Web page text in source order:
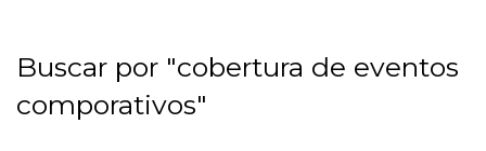
Buscar por "cobertura de eventos
comporativos"